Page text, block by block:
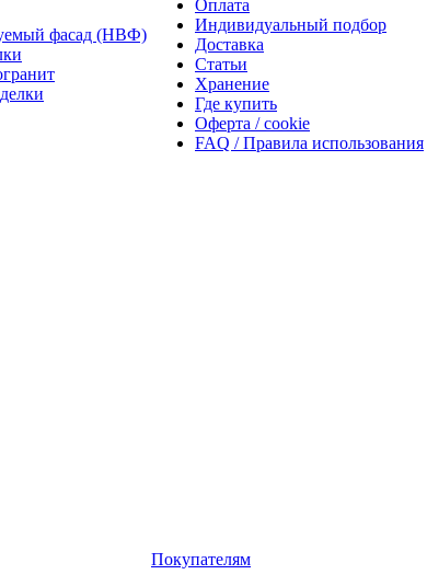
фасад (НВФ)
Оплата
Индивидуальный подбор
Доставка
Статьи
Хранение
Где купить
Оферта / cookie
FAQ / Правила использования
Покупателям